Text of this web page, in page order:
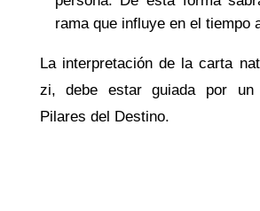
rama que influye en el tiempo
La interpretación de la carta
zi, debe estar guiada por
Pilares del Destino.